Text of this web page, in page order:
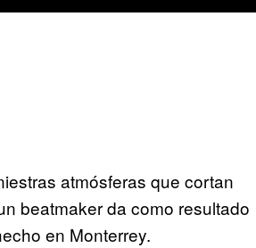
atmósferas que cortan
beatmaker da como resultado
en Monterrey.